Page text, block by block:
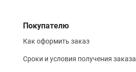
Покупателю
Как оформить заказ
Сроки и условия получения заказа